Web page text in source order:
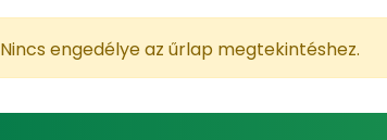
Nincs engedélye az űrlap megtekintéshez.